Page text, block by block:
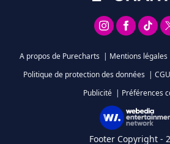
A propos de Purecharts | Mentions légales
Politique de protection des données | CGU
Publicité | Préférences
Footer Copyright -